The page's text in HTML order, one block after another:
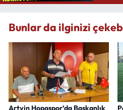
Bunlar da ilginizi
Artvin Hopaspor’da Başkanlık